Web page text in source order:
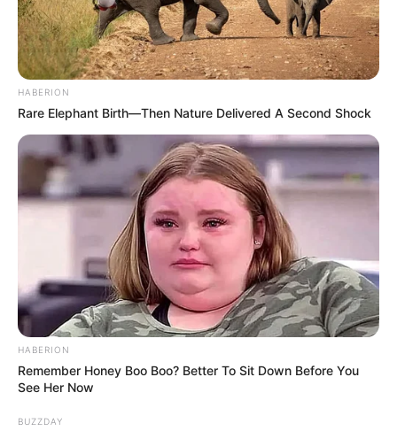
A TV2 Play oldalán vasárnap éjfélig lehet szavazni
arról, hogy melyik párosnak szurkolnak leginkább a
nézők.
Az eredmény alapján dől majd el, hogy ki indulhat
HABERION
Rare Elephant Birth—Then Nature Delivered A Second Shock
HABERION
Remember Honey Boo Boo? Better To Sit Down Before You
See Her Now
BUZZDAY